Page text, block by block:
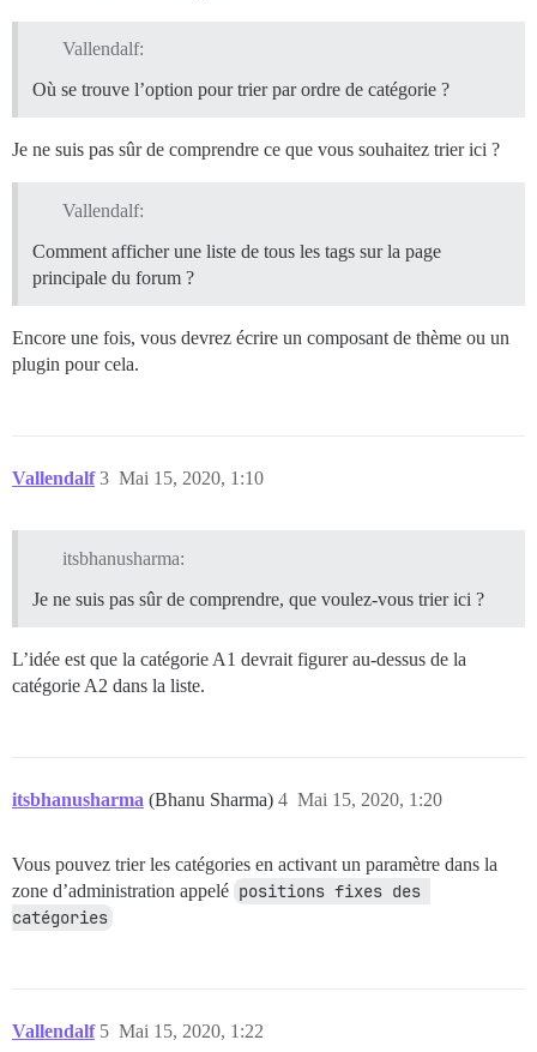
Vallendalf:
Où se trouve l’option pour trier par ordre de catégorie ?
Je ne suis pas sûr de comprendre ce que vous souhaitez trier ici ?
Vallendalf:
Comment afficher une liste de tous les tags sur la page
principale du forum ?
Encore une fois, vous devrez écrire un composant de thème ou un
plugin pour cela.
Vallendalf Mai 15, 2020, 1:10
3
itsbhanusharma:
Je ne suis pas sûr de comprendre, que voulez-vous trier ici ?
L’idée est que la catégorie A1 devrait figurer au-dessus de la
catégorie A2 dans la liste.
itsbhanusharma (Bhanu Sharma) Mai 15, 2020, 1:20
4
Vous pouvez trier les catégories en activant un paramètre dans la
zone d’administration appelé positions fixes des
catégories
Vallendalf Mai 15, 2020, 1:22
5